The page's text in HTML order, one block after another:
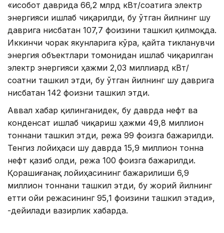
«Ҳисобот даврида 66,2 млрд кВт/соатига электр
энергияси ишлаб чиқарилди, бу ўтган йилнинг шу
даврига нисбатан 107,7 фоизини ташкил қилмоқда.
Иккинчи чорак якунларига кўра, қайта тикланувчи
энергия объектлари томонидан ишлаб чиқарилган
электр энергияси ҳажми 2,03 миллиард кВт/
соатни ташкил этди, бу ўтган йилнинг шу даврига
нисбатан 142 фоизни ташкил этди.
Аввал хабар қилинганидек, бу даврда нефт ва
конденсат ишлаб чиқариш ҳажми 49,8 миллион
тоннани ташкил этди, режа 99 фоизга бажарилди.
Тенгиз лойиҳаси шу даврда 15,9 миллион тонна
нефт қазиб олди, режа 100 фоизга бажарилди.
Қорашиғанақ лойиҳасининг бажарилиши 6,9
миллион тоннани ташкил этди, бу жорий йилнинг
етти ойи режасининг 95,1 фоизини ташкил этади»,
-дейилади вазирлик хабарда.